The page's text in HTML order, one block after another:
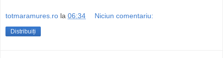
totmaramures.ro la 06:34 Niciun comentariu:
Distribuiți